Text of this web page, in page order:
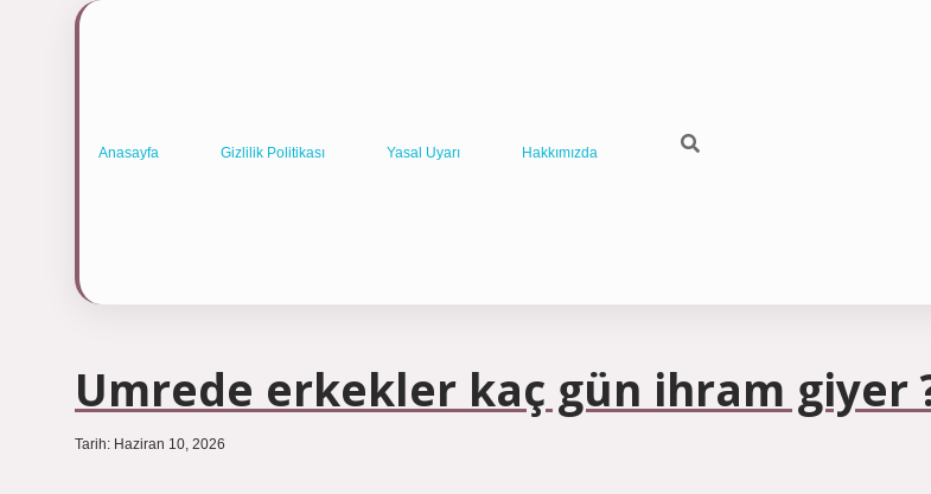
Anasayfa Gizlilik Politikası Yasal Uyarı Hakkımızda
Umrede erkekler kaç gün ihram giyer
Tarih: Haziran 10, 2026